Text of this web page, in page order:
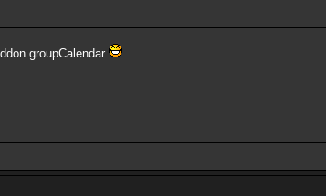
groupCalendar